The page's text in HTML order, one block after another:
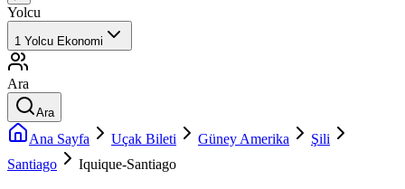
Yolcu
1 Yolcu Ekonomi
Ara
Ara
Ana Sayfa Uçak Bileti Güney Amerika
Şili
Santiago
Iquique-Santiago